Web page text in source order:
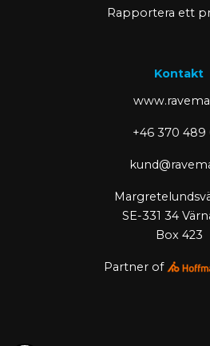
Rapportera ett
Kontakt
+46 370 489
SE-331 34
Box 423
Partner of